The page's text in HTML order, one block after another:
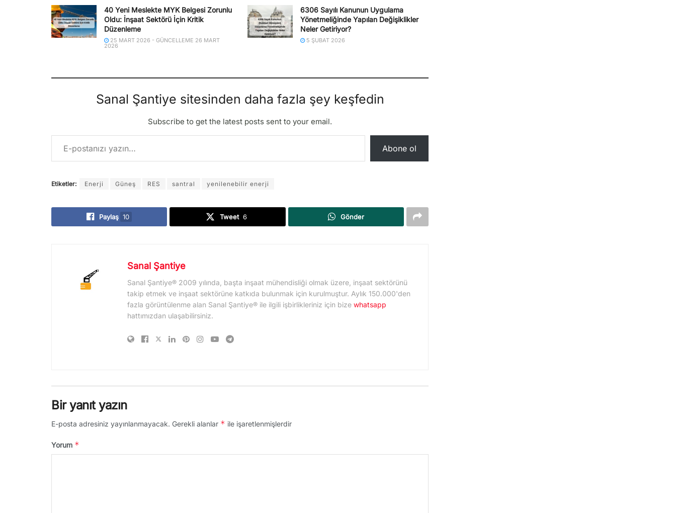
40 Yeni Meslekte MYK Belgesi Zorunlu
Oldu: İnşaat Sektörü İçin Kritik
Düzenleme
25 MART 2026 - GÜNCELLEME 26 MART
2026
6306 Sayılı Kanunun Uygulama
Yönetmeliğinde Yapılan Değişiklikler
Neler Getiriyor?
5 ŞUBAT 2026
Sanal Şantiye sitesinden daha fazla şey keşfedin
Subscribe to get the latest posts sent to your email.
E-postanızı yazın…
Abone ol
Etiketler: Enerji Güneş RES santral yenilenebilir enerji
Paylaş 10 Tweet 6 Gönder
Sanal Şantiye
Sanal Şantiye® 2009 yılında, başta inşaat mühendisliği olmak üzere, inşaat sektörünü
takip etmek ve inşaat sektörüne katkıda bulunmak için kurulmuştur. Aylık 150.000'den
fazla görüntülenme alan Sanal Şantiye® ile ilgili işbirlikleriniz için bize whatsapp
hattımızdan ulaşabilirsiniz.
Bir yanıt yazın
E-posta adresiniz yayınlanmayacak. Gerekli alanlar * ile işaretlenmişlerdir
Yorum *